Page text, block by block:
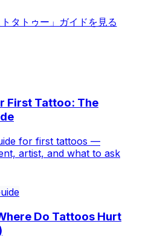
タトゥー」ガイドを見る
First Tattoo: The
for first tattoos —
artist, and what to ask
Do Tattoos Hurt